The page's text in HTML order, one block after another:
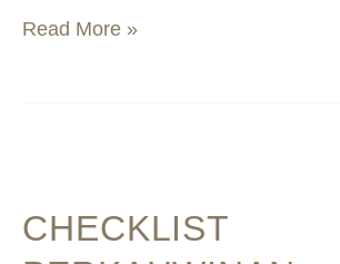
Read More »
CHECKLIST
Lengkap